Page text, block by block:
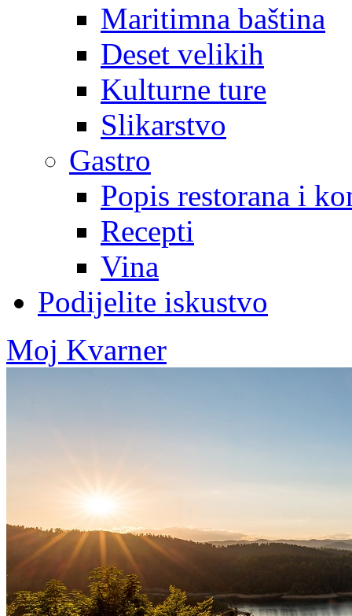
Maritimna baština
Deset velikih
Kulturne ture
Slikarstvo
Gastro
Popis restorana i
Recepti
Vina
Podijelite iskustvo
Moj Kvarner